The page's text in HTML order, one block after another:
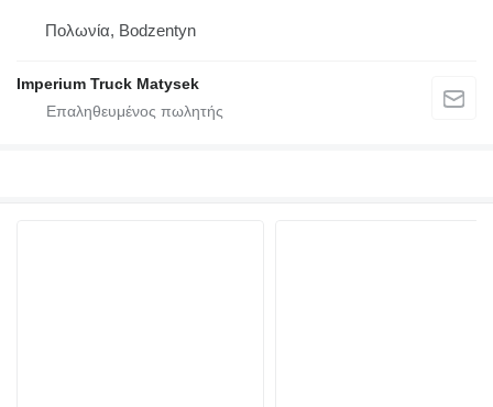
Πολωνία, Bodzentyn
Imperium Truck Matysek